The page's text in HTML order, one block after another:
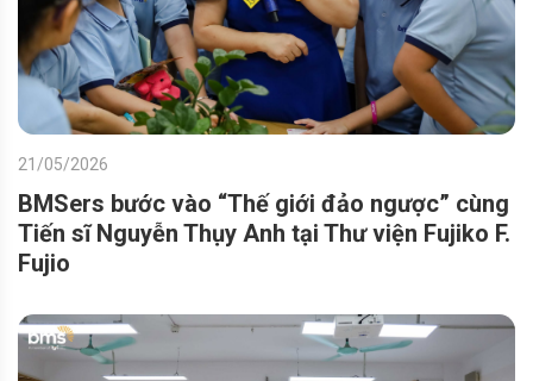
21/05/2026
BMSers bước vào “Thế giới đảo ngược” cùng
Tiến sĩ Nguyễn Thụy Anh tại Thư viện Fujiko F.
Fujio